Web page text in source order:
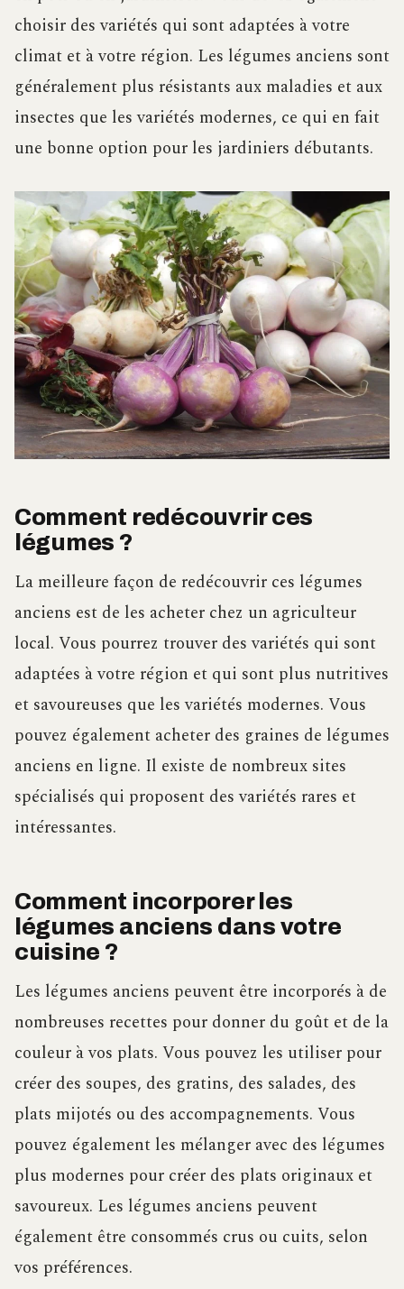
choisir des variétés qui sont adaptées à votre
climat et à votre région. Les légumes anciens sont
généralement plus résistants aux maladies et aux
insectes que les variétés modernes, ce qui en fait
une bonne option pour les jardiniers débutants.
Comment redécouvrir ces
légumes ?
La meilleure façon de redécouvrir ces légumes
anciens est de les acheter chez un agriculteur
local. Vous pourrez trouver des variétés qui sont
adaptées à votre région et qui sont plus nutritives
et savoureuses que les variétés modernes. Vous
pouvez également acheter des graines de légumes
anciens en ligne. Il existe de nombreux sites
spécialisés qui proposent des variétés rares et
intéressantes.
Comment incorporer les
légumes anciens dans votre
cuisine ?
Les légumes anciens peuvent être incorporés à de
nombreuses recettes pour donner du goût et de la
couleur à vos plats. Vous pouvez les utiliser pour
créer des soupes, des gratins, des salades, des
plats mijotés ou des accompagnements. Vous
pouvez également les mélanger avec des légumes
plus modernes pour créer des plats originaux et
savoureux. Les légumes anciens peuvent
également être consommés crus ou cuits, selon
vos préférences.